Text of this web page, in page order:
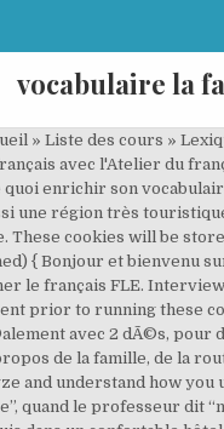
vocabulaire la
écrit préalable. Connaître le vocabulaire de la famille en français est très utile. Français 2e / 4H Vocabulaire Vocabulaire 13 la famille mes parents mon papa ma maman le père, s la mère, s l'enfant, s le fils, les fils le frère, s la sœur, s aimer il aime Vocabulaire 14 la fille, s le garçon, s le camarade, s écouter tu écoutes parler il parle avec son ami rencontrer aider Vocabulaire … Le vocabulaire figurant dans le présent document, s’il illustre la diversité des usages du français dans le monde, est susceptible ... le principe du partage de la récolte en deux parties. Français Español Russe Português Connectez-vous; Inscrivez-vous! Les grands-parents sont les parents des parents. But opting out of some of these cookies may have an effect on your browsing experience. Copyright septembre 2016 Ivan Bargiarelli. Out of these cookies, the cookies that are categorized as necessary are stored on your browser as they are essential for the working of basic functionalities of the website. RÃ©pondre aux devinettes. Pour parler de sa famille il faut connaître les adjectifs possessifs. Bonjour et bienvenu sur COUR FRANÇAIS FACILE aujourd’hui je vous présente une liste des vocabulaire la famille en français. Les différentes personnes qui composent la famille s’appellent les membres de la famille. Français Arabe; Maman: 3- Je suis allonger sur la plage en pensant à vous tous. Fle Fiches Pedagogiques ... Vocabulaire fiches pédagogiques . Pour les, Pour en savoir plus et faire l’exercice correspondant, cliquez. ... Sonia Fréchette, Sonia Robitaille & coll. Droit d’auteur: iimages / 123RF